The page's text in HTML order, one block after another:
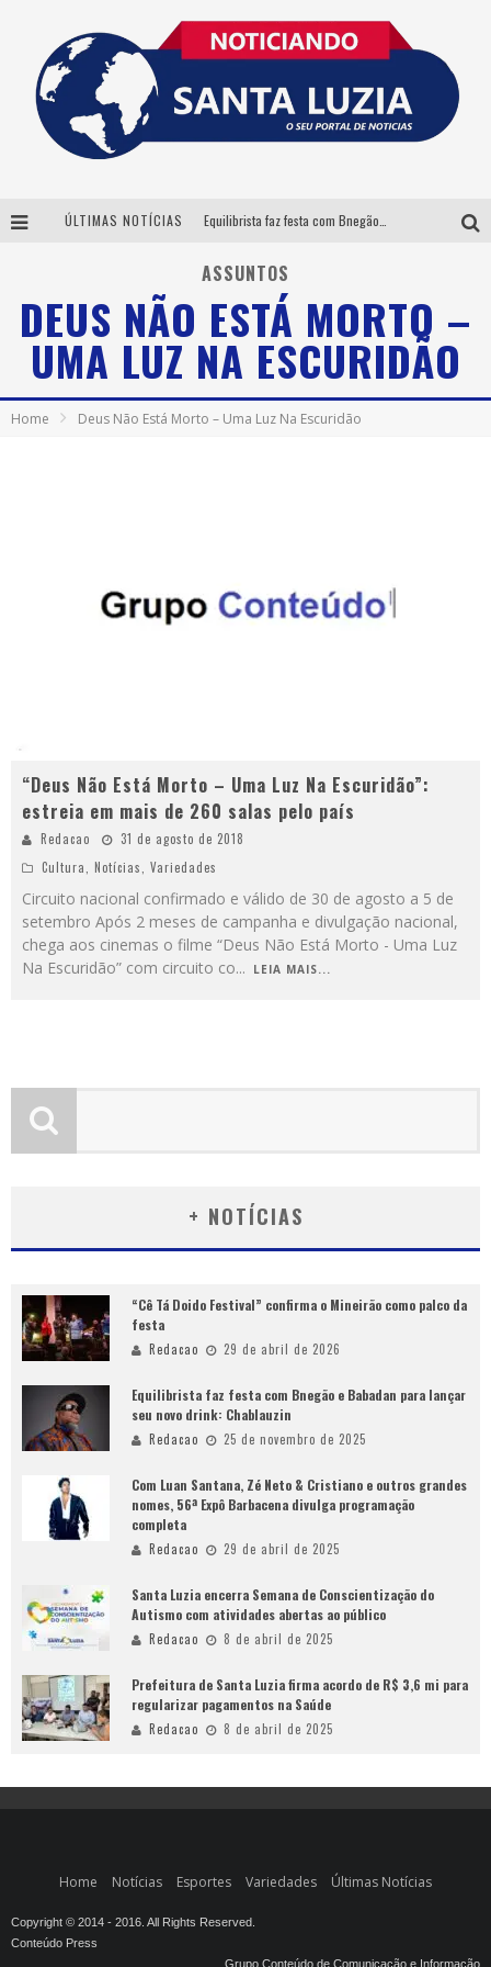
ÚLTIMAS NOTÍCIAS
Santa Luzia encerra Semana de Conscientização do Autismo com atividades abertas ao público
“Cê Tá Doido Festival” confirma o Mineirão como palco da festa
ASSUNTOS
DEUS NÃO ESTÁ MORTO –
UMA LUZ NA ESCURIDÃO
Home Deus Não Está Morto – Uma Luz Na Escuridão
“Deus Não Está Morto – Uma Luz Na Escuridão”:
estreia em mais de 260 salas pelo país
Redacao
31 de agosto de 2018
Cultura, Notícias, Variedades
Circuito nacional confirmado e válido de 30 de agosto a 5 de
setembro Após 2 meses de campanha e divulgação nacional,
chega aos cinemas o filme “Deus Não Está Morto - Uma Luz
Na Escuridão” com circuito co... LEIA MAIS...
+ NOTÍCIAS
“Cê Tá Doido Festival” confirma o Mineirão como palco da
festa
Redacao 29 de abril de 2026
Equilibrista faz festa com Bnegão e Babadan para lançar
seu novo drink: Chablauzin
Redacao 25 de novembro de 2025
Com Luan Santana, Zé Neto & Cristiano e outros grandes
nomes, 56ª Expô Barbacena divulga programação
completa
Redacao 29 de abril de 2025
Santa Luzia encerra Semana de Conscientização do
Autismo com atividades abertas ao público
Redacao 8 de abril de 2025
Prefeitura de Santa Luzia firma acordo de R$ 3,6 mi para
regularizar pagamentos na Saúde
Redacao 8 de abril de 2025
Home Notícias Esportes Variedades Últimas Notícias
Copyright © 2014 - 2016. All Rights Reserved.
Conteúdo Press
Grupo Conteúdo de Comunicação e Informação